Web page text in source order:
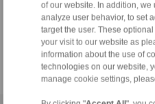
of our website. In addition, we
analyze user behavior, to set
target the user. These
your visit to our website as
information about the use of
technologies on our website,
manage cookie settings,
Fiche technique SC
Catalogue Limiteurs de